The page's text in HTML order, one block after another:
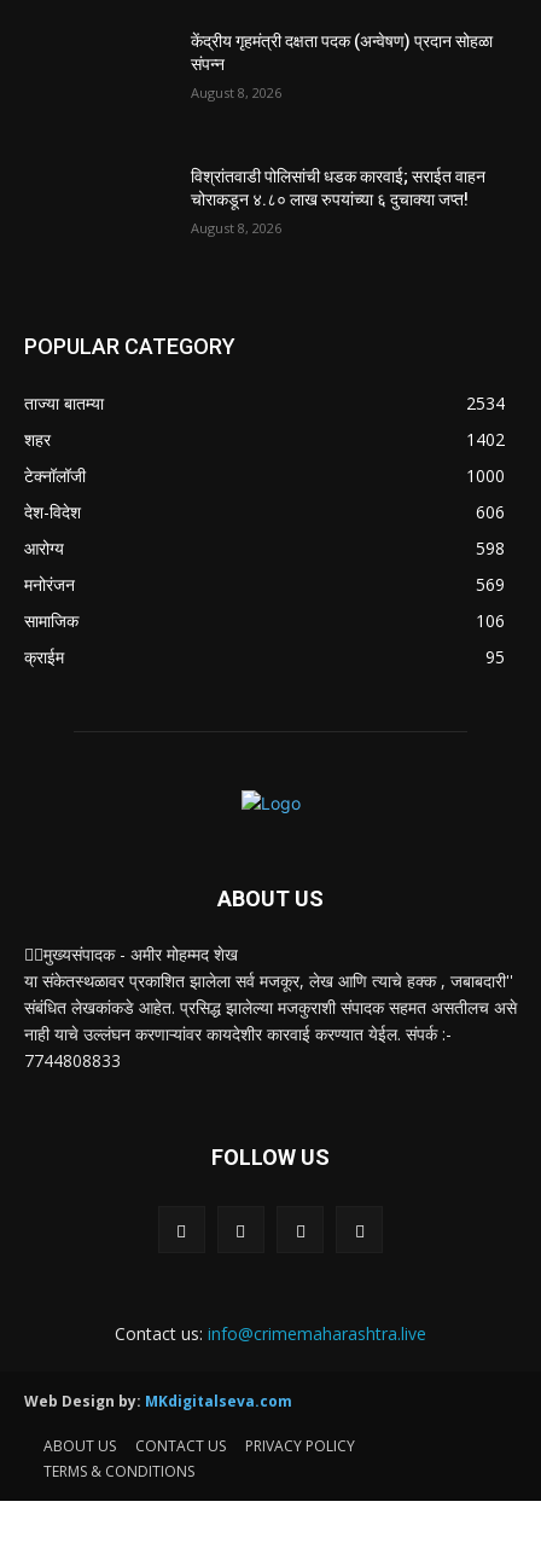
केंद्रीय गृहमंत्री दक्षता पदक (अन्वेषण) प्रदान सोहळा
संपन्न
August 8, 2026
विश्रांतवाडी पोलिसांची धडक कारवाई; सराईत वाहन
चोराकडून ४.८० लाख रुपयांच्या ६ दुचाक्या जप्त!
August 8, 2026
POPULAR CATEGORY
ताज्या बातम्या
2534
शहर
1402
टेक्नॉलॉजी
1000
देश-विदेश
606
आरोग्य
598
मनोरंजन
569
सामाजिक
106
क्राईम
95
ABOUT US
✍🏻मुख्यसंपादक - अमीर मोहम्मद शेख
या संकेतस्थळावर प्रकाशित झालेला सर्व मजकूर, लेख आणि त्याचे हक्क , जबाबदारी''
संबंधित लेखकांकडे आहेत. प्रसिद्ध झालेल्या मजकुराशी संपादक सहमत असतीलच असे
नाही याचे उल्लंघन करणाऱ्यांवर कायदेशीर कारवाई करण्यात येईल. संपर्क :-
7744808833
FOLLOW US
Contact us: info@crimemaharashtra.live
Web Design by: MKdigitalseva.com
ABOUT US CONTACT US
PRIVACY POLICY
TERMS & CONDITIONS